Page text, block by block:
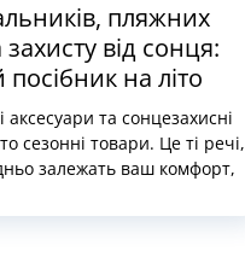
пляжних
захисту від сонця:
на літо
та сонцезахисні
сезонні товари. Це ті речі,
залежать ваш комфорт,
підкреслить фігуру навіть